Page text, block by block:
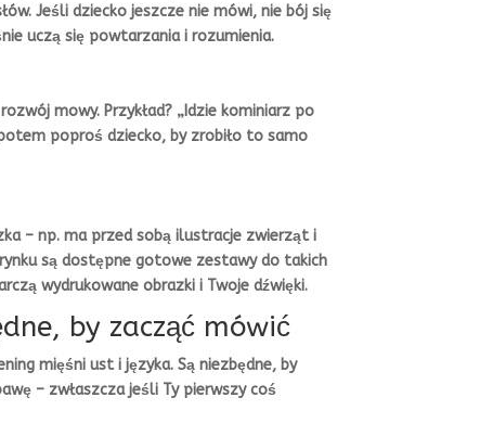
Jeśli dziecko jeszcze nie mówi, nie bój się
uczą się powtarzania i rozumienia.
mowy. Przykład? „Idzie kominiarz po
poproś dziecko, by zrobiło to samo
– np. ma przed sobą ilustracje zwierząt i
są dostępne gotowe zestawy do takich
wydrukowane obrazki i Twoje dźwięki.
by zacząć mówić
mięśni ust i języka. Są niezbędne, by
– zwłaszcza jeśli Ty pierwszy coś